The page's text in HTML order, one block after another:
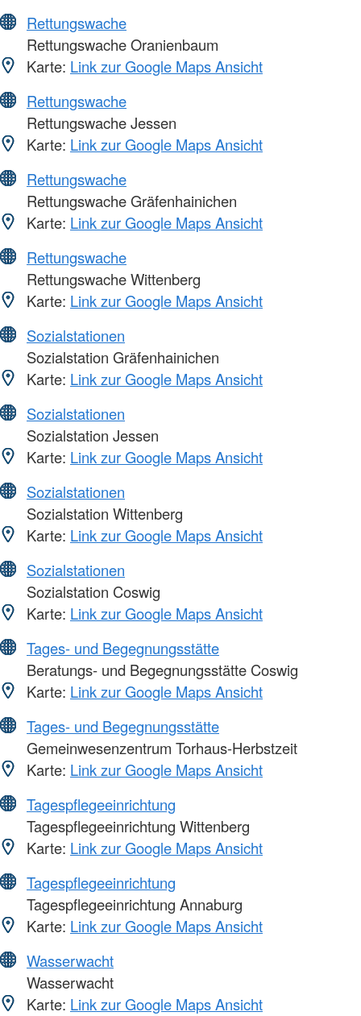
Rettungswache
Rettungswache Oranienbaum
Karte: Link zur Google Maps Ansicht
Rettungswache
Rettungswache Jessen
Karte: Link zur Google Maps Ansicht
Rettungswache
Rettungswache Gräfenhainichen
Karte: Link zur Google Maps Ansicht
Rettungswache
Rettungswache Wittenberg
Karte: Link zur Google Maps Ansicht
Sozialstationen
Sozialstation Gräfenhainichen
Karte: Link zur Google Maps Ansicht
Sozialstationen
Sozialstation Jessen
Karte: Link zur Google Maps Ansicht
Sozialstationen
Sozialstation Wittenberg
Karte: Link zur Google Maps Ansicht
Sozialstationen
Sozialstation Coswig
Karte: Link zur Google Maps Ansicht
Tages- und Begegnungsstätte
Beratungs- und Begegnungsstätte Coswig
Karte: Link zur Google Maps Ansicht
Tages- und Begegnungsstätte
Gemeinwesenzentrum Torhaus-Herbstzeit
Karte: Link zur Google Maps Ansicht
Tagespflegeeinrichtung
Tagespflegeeinrichtung Wittenberg
Karte: Link zur Google Maps Ansicht
Tagespflegeeinrichtung
Tagespflegeeinrichtung Annaburg
Karte: Link zur Google Maps Ansicht
Wasserwacht
Wasserwacht
Karte: Link zur Google Maps Ansicht